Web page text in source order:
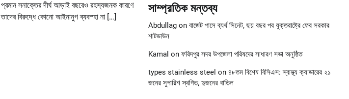
প্রমান সনাক্তের দীর্ঘ আড়াই বছরেও রহস্যজনক কারণে
তাদের বিরুদ্ধে কোনো আইনানুগ ব্যবস্হা না […]
সাম্প্রতিক মন্তব্য
Abdullagon বাজেট পাসে ব্যর্থ সিনেট, ছয় বছর পর যুক্তরাষ্ট্রে ফের সরকার
শাটডাউন
Kamal on ফরিদপুর সদর উপজেলা পরিষদের সাধারণ সভা অনুষ্ঠিত
types stainless steel on ৪৮তম বিশেষ বিসিএস: স্বাস্থ্য ক্যাডারের ২১
জনের সুপারিশ স্থগিত, দুজনের বাতিল